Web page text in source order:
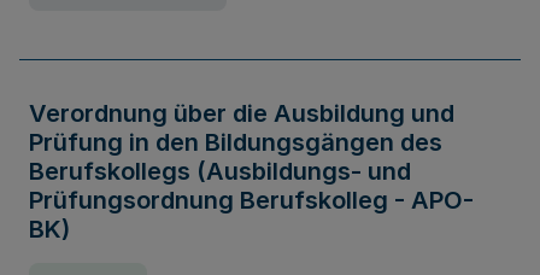
Verordnung über die Ausbildung und
Prüfung in den Bildungsgängen des
Berufskollegs (Ausbildungs- und
Prüfungsordnung Berufskolleg - APO-
BK)